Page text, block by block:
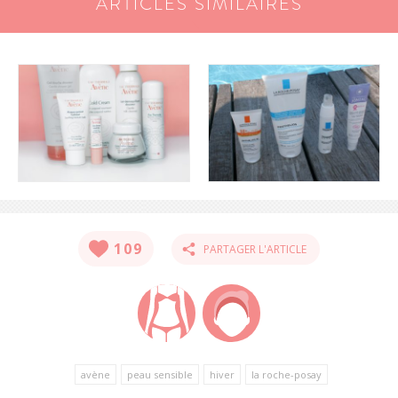
109 PARTAGER L'ARTICLE
avène peau sensible hiver la roche-posay